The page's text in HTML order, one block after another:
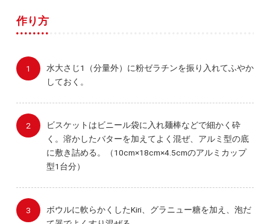
作り方
水大さじ1（分量外）に粉ゼラチンを振り入れてふやか
しておく。
ビスケットはビニール袋に入れ麺棒などで細かく砕
く。溶かしたバターを加えてよく混ぜ、アルミ型の底
に敷き詰める。（10cm×18cm×4.5cmのアルミカップ
型1台分）
ボウルに軟らかくしたKiri、グラニュー糖を加え、泡だ